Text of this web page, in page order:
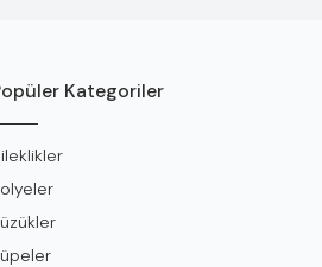
Kategoriler